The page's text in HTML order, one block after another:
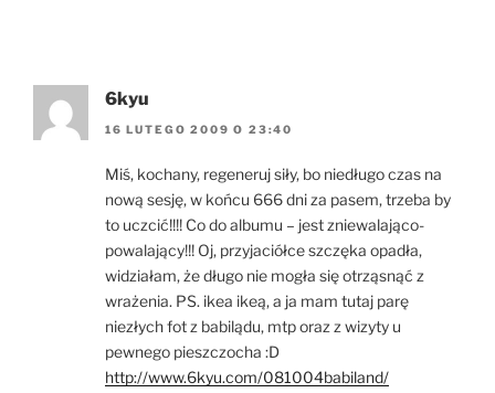
6kyu
16 LUTEGO 2009 O 23:40
Miś, kochany, regeneruj siły, bo niedługo czas na
nową sesję, w końcu 666 dni za pasem, trzeba by
to uczcić!!!! Co do albumu – jest zniewalająco-
powalający!!! Oj, przyjaciółce szczęka opadła,
widziałam, że długo nie mogła się otrząsnąć z
wrażenia. PS. ikea ikeą, a ja mam tutaj parę
niezłych fot z babilądu, mtp oraz z wizyty u
pewnego pieszczocha :D
http://www.6kyu.com/081004babiland/